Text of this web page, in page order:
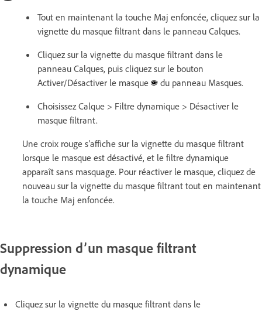
Tout en maintenant la touche Maj enfoncée, cliquez sur la
vignette du masque filtrant dans le panneau Calques.
Cliquez sur la vignette du masque filtrant dans le
panneau Calques, puis cliquez sur le bouton
Activer/Désactiver le masque
du panneau Masques.
Choisissez Calque > Filtre dynamique > Désactiver le
masque filtrant.
Une croix rouge s’affiche sur la vignette du masque filtrant
lorsque le masque est désactivé, et le filtre dynamique
apparaît sans masquage. Pour réactiver le masque, cliquez de
nouveau sur la vignette du masque filtrant tout en maintenant
la touche Maj enfoncée.
Suppression d’un masque filtrant
dynamique
Cliquez sur la vignette du masque filtrant dans le